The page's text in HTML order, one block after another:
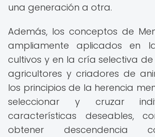
una generación a otra.
Además, los conceptos de
ampliamente aplicados en
cultivos y en la cría selectiva de
agricultores y criadores de
los principios de la herencia
seleccionar y cruzar
características deseables,
obtener descendencia